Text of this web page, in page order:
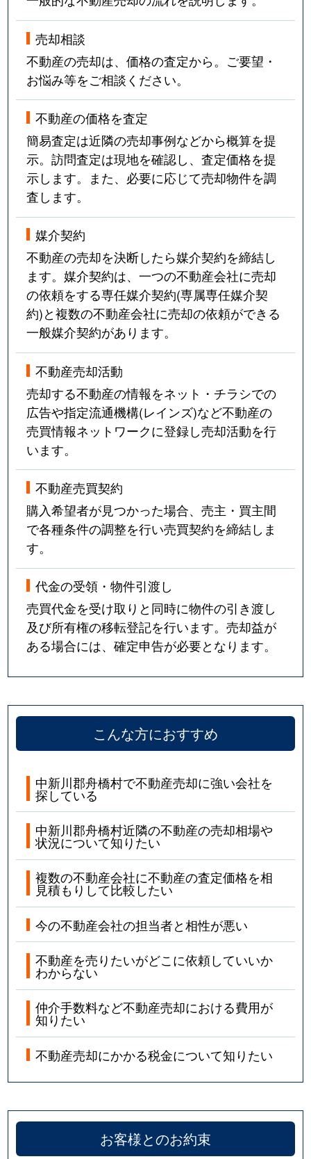
売却相談
不動産の売却は、価格の査定から。ご要望・
お悩み等をご相談ください。
不動産の価格を査定
簡易査定は近隣の売却事例などから概算を提
示。訪問査定は現地を確認し、査定価格を提
示します。また、必要に応じて売却物件を調
査します。
媒介契約
不動産の売却を決断したら媒介契約を締結し
ます。媒介契約は、一つの不動産会社に売却
の依頼をする専任媒介契約(専属専任媒介契
約)と複数の不動産会社に売却の依頼ができる
一般媒介契約があります。
不動産売却活動
売却する不動産の情報をネット・チラシでの
広告や指定流通機構(レインズ)など不動産の
売買情報ネットワークに登録し売却活動を行
います。
不動産売買契約
購入希望者が見つかった場合、売主・買主間
で各種条件の調整を行い売買契約を締結しま
す。
代金の受領・物件引渡し
売買代金を受け取りと同時に物件の引き渡し
及び所有権の移転登記を行います。売却益が
ある場合には、確定申告が必要となります。
こんな方におすすめ
中新川郡舟橋村で不動産売却に強い会社を
探している
中新川郡舟橋村近隣の不動産の売却相場や
状況について知りたい
複数の不動産会社に不動産の査定価格を相
見積もりして比較したい
今の不動産会社の担当者と相性が悪い
不動産を売りたいがどこに依頼していいか
わからない
仲介手数料など不動産売却における費用が
知りたい
不動産売却にかかる税金について知りたい
お客様とのお約束